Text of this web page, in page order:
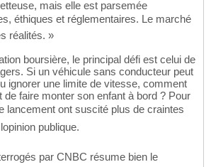
mais elle est parsemée
éthiques et réglementaires. Le marché
réalités. »
boursière, le principal défi est celui de
Si un véhicule sans conducteur peut
ignorer une limite de vitesse, comment
de faire monter son enfant à bord ? Pour
lancement ont suscité plus de craintes
publique.
par CNBC résume bien le